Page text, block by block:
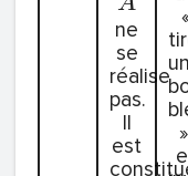
ne
se
réalise
pas.
Il
est